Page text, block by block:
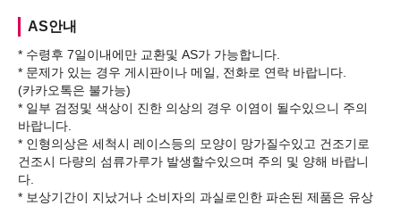
AS안내
* 수령후 7일이내에만 교환및 AS가 가능합니다.
* 문제가 있는 경우 게시판이나 메일, 전화로 연락 바랍니다.
(카카오톡은 불가능)
* 일부 검정및 색상이 진한 의상의 경우 이염이 될수있으니 주의
바랍니다.
* 인형의상은 세척시 레이스등의 모양이 망가질수있고 건조기로
건조시 다량의 섬류가루가 발생할수있으며 주의 및 양해 바랍니
다.
* 보상기간이 지났거나 소비자의 과실로인한 파손된 제품은 유상